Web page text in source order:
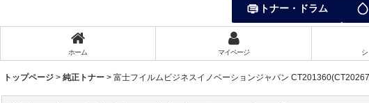
トナー・ドラム
ホーム マイページ
トップページ > 純正トナー > 富士フイルムビジネスイノベーションジャパン